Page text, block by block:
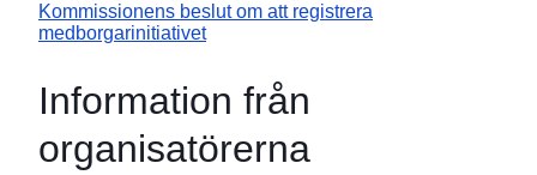
Kommissionens beslut om att registrera
medborgarinitiativet
Information från
organisatörerna